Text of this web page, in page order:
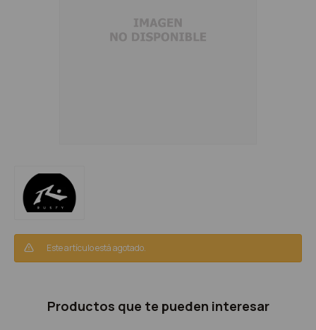
Este artículo está agotado.
Productos que te pueden interesar